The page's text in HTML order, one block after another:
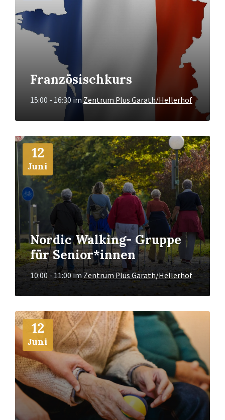
Französischkurs
15:00 - 16:30 imZentrum Plus Garath/Hellerhof
12
Juni
Nordic Walking- Gruppe
für Senior*innen
10:00 - 11:00imZentrum Plus Garath/Hellerhof
Mehr
Info
12
Juni
Mehr
Info